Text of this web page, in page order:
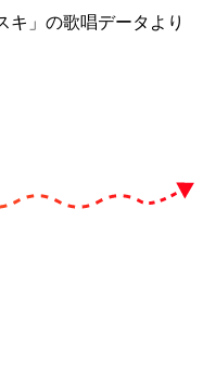
キ」の歌唱データより